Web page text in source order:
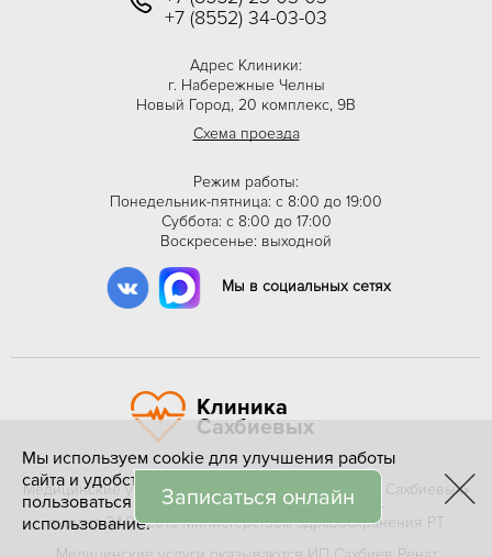
+7 (8552) 34-03-03
Адрес Клиники:
г. Набережные Челны
Новый Город, 20 комплекс, 9В
Схема проезда
Режим работы:
Понедельник-пятница: с 8:00 до 19:00
Суббота: с 8:00 до 17:00
Воскресенье: выходной
Мы в социальных сетях
Клиника
Сахбиевых
Медицинские услуги оказываются ООО «Клиника Сахбиевых»
лицензия №Л041-01181-16/00334596
выдана 24.09.2019 Министерством здравоохранения РТ
Мы используем cookie для улучшения работы
сайта и удобства пользователей. Продолжая
пользоваться сайтом, вы соглашаетесь на их
использование.
Записаться онлайн